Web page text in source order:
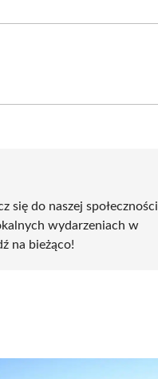
się do naszej społeczności
wydarzeniach w
na bieżąco!